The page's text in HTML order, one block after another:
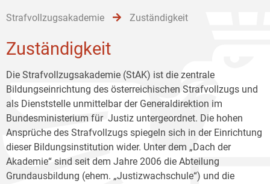
Strafvollzugsakademie Zuständigkeit
Zuständigkeit
Die Strafvollzugsakademie (StAK) ist die zentrale
Bildungseinrichtung des österreichischen Strafvollzugs und
als Dienststelle unmittelbar der Generaldirektion im
Bundesministerium für Justiz untergeordnet. Die hohen
Ansprüche des Strafvollzugs spiegeln sich in der Einrichtung
dieser Bildungsinstitution wider. Unter dem „Dach der
Akademie“ sind seit dem Jahre 2006 die Abteilung
Grundausbildung (ehem. „Justizwachschule“) und die